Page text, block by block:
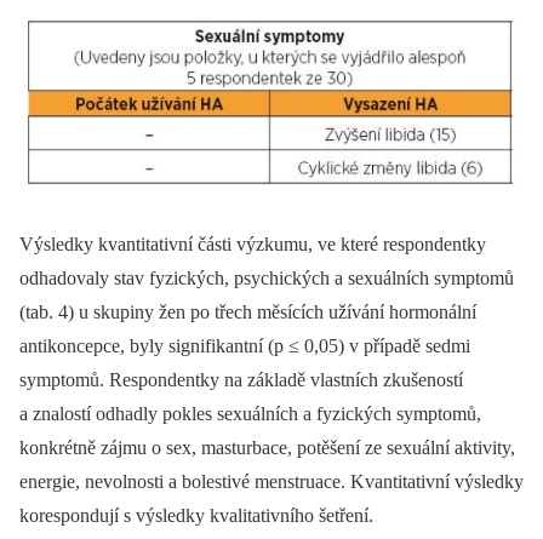
Výsledky kvantitativní části výzkumu, ve které respondentky
odhadovaly stav fyzických, psychických a sexuálních symptomů
(tab. 4) u skupiny žen po třech měsících užívání hormonální
antikoncepce, byly signifikantní (p ≤ 0,05) v případě sedmi
symptomů. Respondentky na základě vlastních zkušeností
a znalostí odhadly pokles sexuálních a fyzických symptomů,
konkrétně zájmu o sex, masturbace, potěšení ze sexuální aktivity,
energie, nevolnosti a bolestivé menstruace. Kvantitativní výsledky
korespondují s výsledky kvalitativního šetření.